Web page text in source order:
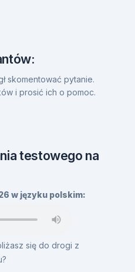
skomentować pytanie.
i prosić ich o pomoc.
testowego na
w języku polskim:
się do drogi z